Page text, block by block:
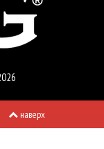
наверх